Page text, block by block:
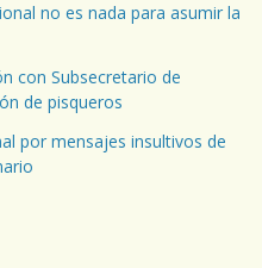
no es nada para asumir la
con Subsecretario de
de pisqueros
por mensajes insultivos de